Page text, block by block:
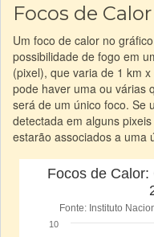
Focos de Calor
Um foco de calor no
possibilidade de fogo em
(pixel), que varia de 1 km
pode haver uma ou várias
será de um único foco. Se
detectada em alguns
estarão associados a uma